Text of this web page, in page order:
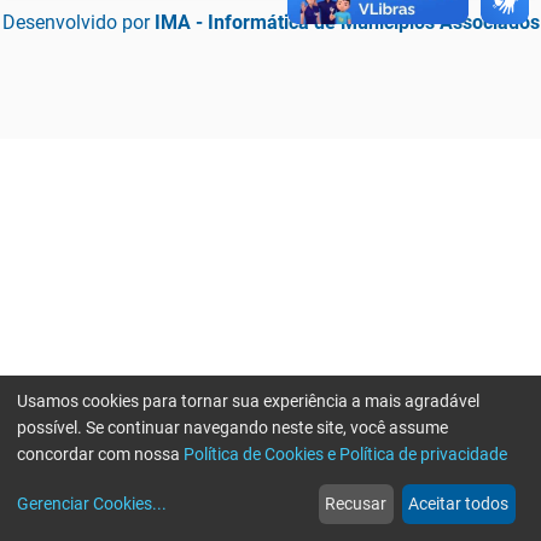
Desenvolvido por IMA - Informática de Municípios Associados
web
Notícias
more_horiz
Mais
Usamos cookies para tornar sua experiência a mais agradável
possível. Se continuar navegando neste site, você assume
concordar com nossa Política de Cookies e Política de privacidade
Gerenciar Cookies... Recusar Aceitar todos
Erro ao enviar informações, por favor tente novamente